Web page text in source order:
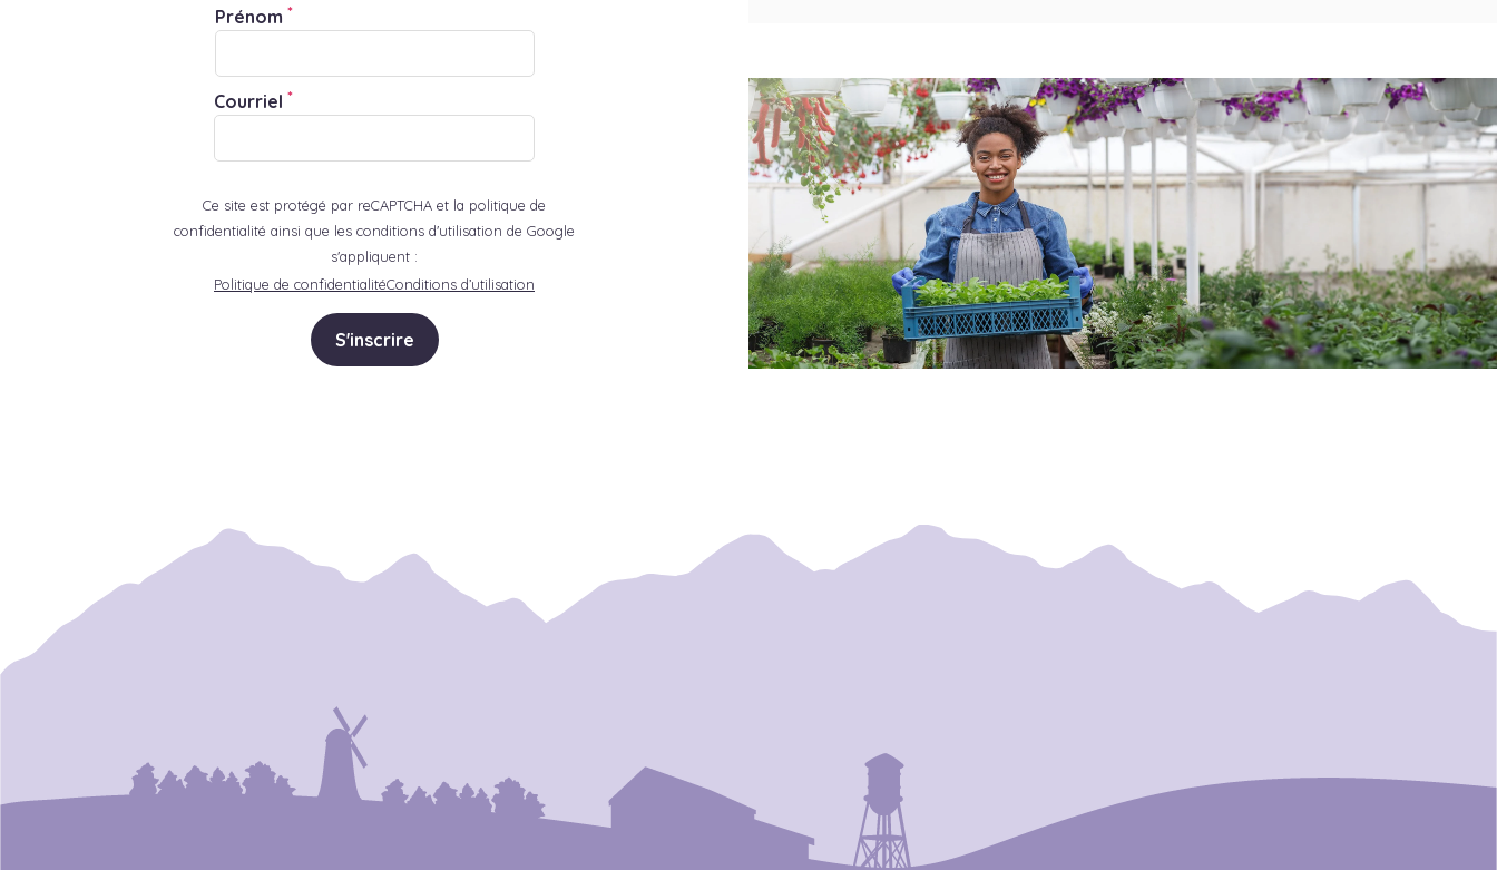
Prénom *
Courriel *
Ce site est protégé par reCAPTCHA et la politique de
confidentialité ainsi que les conditions d'utilisation de Google
s'appliquent :
Politique de confidentialitéConditions d’utilisation
S'inscrire